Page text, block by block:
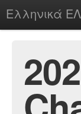
Ελληνικά
chesstu.be @